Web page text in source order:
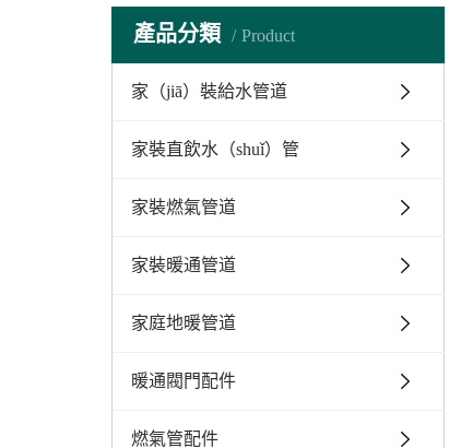
產品分類 Product
家（jiā）裝給水管道
家裝直飲水（shuǐ）管
家裝燃氣管道
家裝暖通管道
家庭地暖管道
暖通閥門配件
燃氣管配件